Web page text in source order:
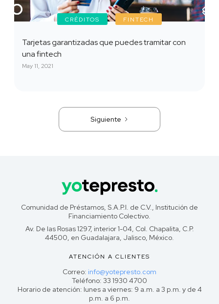
CRÉDITOS FINTECH
Tarjetas garantizadas que puedes tramitar con
una fintech
May 11, 2021
Siguiente
Comunidad de Préstamos, S.A.P.I. de C.V., Institución de
Financiamiento Colectivo.
Av. De las Rosas 1297, interior 1-04, Col. Chapalita, C.P.
44500, en Guadalajara, Jalisco, México.
ATENCIÓN A CLIENTES
Correo: info@yotepresto.com
Teléfono: 33 1930 4700
Horario de atención: lunes a viernes: 9 a.m. a 3 p.m. y de 4
p.m. a 6 p.m.